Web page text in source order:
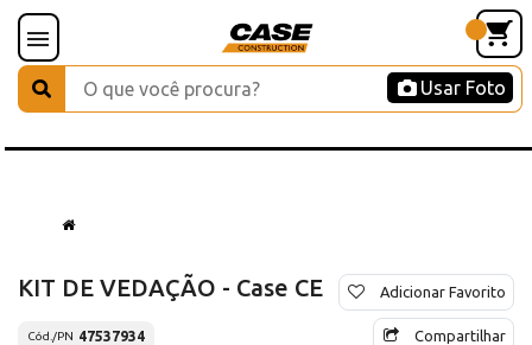
Usar Foto
KIT DE VEDAÇÃO - Case CE
Cód./PN 47537934
Adicionar Favorito
Compartilhar